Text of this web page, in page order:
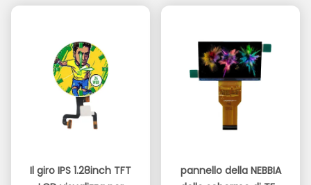
Il giro IPS 1.28inch TFT
pannello della NEBBIA